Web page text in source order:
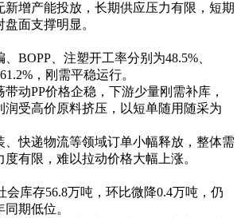
新增产能投放，长期供应压力有限，短期
面支撑明显。
BOPP、注塑开工率分别为48.5%、
，刚需平稳运行。
带动PP价格企稳，下游少量刚需补库，
润受高价原料挤压，以短单随用随采为
、快递物流等领域订单小幅释放，整体需
度有限，难以拉动价格大幅上涨。
会库存56.8万吨，环比微降0.4万吨，仍
期低位。